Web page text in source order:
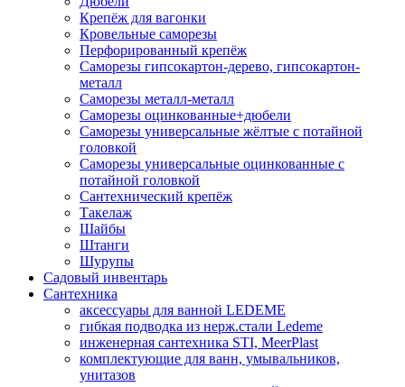
Крепёж для вагонки
Кровельные саморезы
Перфорированный крепёж
Саморезы гипсокартон-дерево, гипсокартон-
металл
Саморезы металл-металл
Саморезы оцинкованные+дюбели
Саморезы универсальные жёлтые с потайной
головкой
Саморезы универсальные оцинкованные с
потайной головкой
Сантехнический крепёж
Такелаж
Шайбы
Штанги
Шурупы
Садовый инвентарь
Сантехника
аксессуары для ванной LEDEME
гибкая подводка из нерж.стали Ledeme
инженерная сантехника STI, MeerPlast
комплектующие для ванн, умывальников,
унитазов